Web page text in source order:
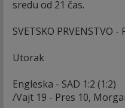
sredu od 21 čas.
SVETSKO PRVENSTVO -
Utorak
Engleska - SAD 1:2 (1:2)
/Vajt 19 - Pres 10,